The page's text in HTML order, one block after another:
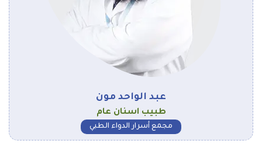
عبد الواحد مون
طبيب اسنان عام
مجمع أسرار الدواء الطبي